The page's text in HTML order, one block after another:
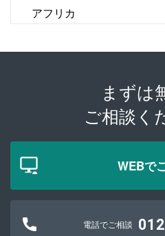
アフリカ
まずは
ご相談く
WEBで
電話でご相談